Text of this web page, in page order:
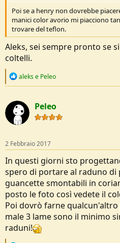
Poi se a henry non dovrebbe
manici color avorio mi piacciono
trovare del teflon.
Aleks, sei sempre pronto se
coltelli.
R
c
t
i
o
s
:
alekse Peleo
Peleo
2 Febbraio 2017
In questi giorni sto
spero di portare al raduno di
guancette smontabili in
posto le foto così vedete il
Poi dovrò farne
male 3 lame sono il minimo
raduni!